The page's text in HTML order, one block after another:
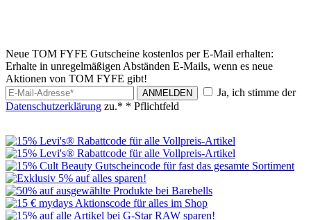
Neue TOM FYFE Gutscheine kostenlos per E-Mail erhalten:
Erhalte in unregelmäßigen Abständen E-Mails, wenn es neue
Aktionen von TOM FYFE gibt!
ANMELDEN
Ja, ich stimme der
Datenschutzerklärung zu.* * Pflichtfeld